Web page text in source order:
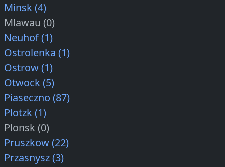
Minsk (4)
Mlawau (0)
Neuhof (1)
Ostrolenka (1)
Ostrow (1)
Otwock (5)
Piaseczno (87)
Plotzk (1)
Plonsk (0)
Pruszkow (22)
Przasnysz (3)